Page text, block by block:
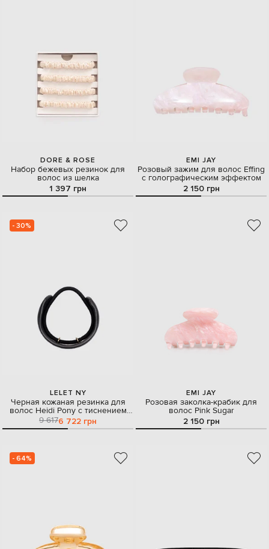
DORE & ROSE
Набор бежевых резинок для
волос из шелка
1 397 грн
EMI JAY
Розовый зажим для волос Effing
с голографическим эффектом
2 150 грн
- 30%
LELET NY
Черная кожаная резинка для
волос Heidi Pony с тиснением
логотипа
9 6176 722 грн
EMI JAY
Розовая заколка-крабик для
волос Pink Sugar
2 150 грн
- 64%